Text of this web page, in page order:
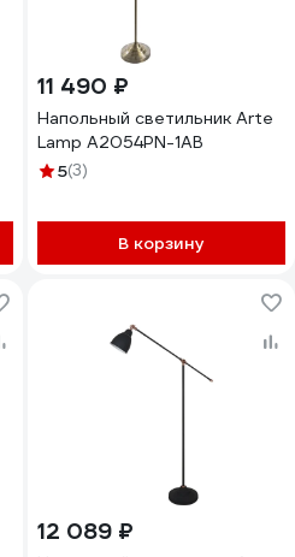
11 490 ₽
Напольный светильник Arte
Lamp A2054PN-1AB
5(3)
В корзину
12 089 ₽